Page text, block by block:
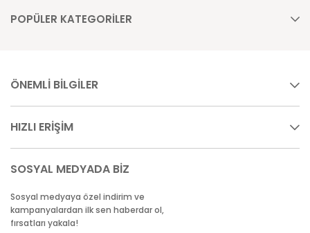
POPÜLER KATEGORİLER
ÖNEMLİ BİLGİLER
HIZLI ERİŞİM
SOSYAL MEDYADA BİZ
Sosyal medyaya özel indirim ve
kampanyalardan ilk sen haberdar ol,
fırsatları yakala!